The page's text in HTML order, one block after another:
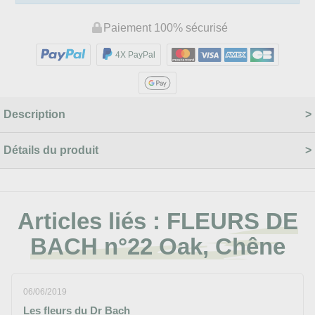
Paiement 100% sécurisé
4X PayPal
Description
Détails du produit
Articles liés : FLEURS DE
BACH n°22 Oak, Chêne
06/06/2019
Les fleurs du Dr Bach